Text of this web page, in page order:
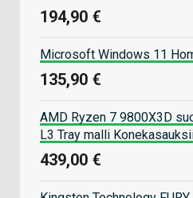
194,90 €
Microsoft Windows 11
135,90 €
AMD Ryzen 7 9800X3D
L3 Tray malli
439,00 €